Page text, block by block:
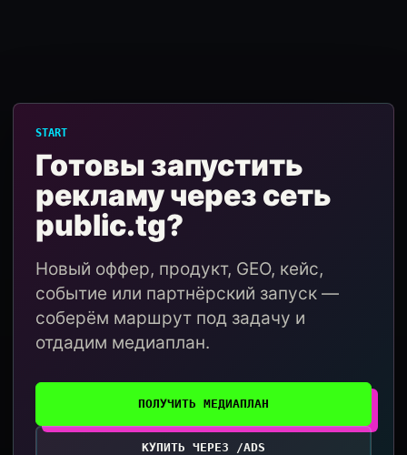
START
Готовы запустить
рекламу через сеть
public.tg?
Новый оффер, продукт, GEO, кейс,
событие или партнёрский запуск —
соберём маршрут под задачу и
отдадим медиаплан.
ПОЛУЧИТЬ МЕДИАПЛАН
КУПИТЬ ЧЕРЕЗ /ADS